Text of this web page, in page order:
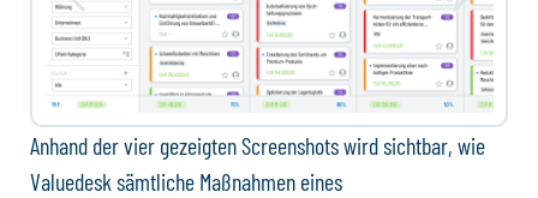
Anhand der vier gezeigten Screenshots wird sichtbar, wie
Valuedesk sämtliche Maßnahmen eines